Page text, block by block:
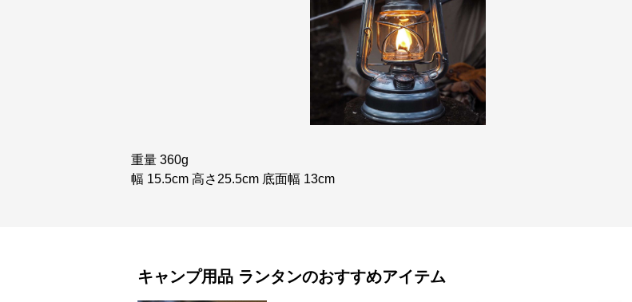
重量 360g
幅 15.5cm 高さ25.5cm 底面幅 13cm
キャンプ用品 ランタンのおすすめアイテム